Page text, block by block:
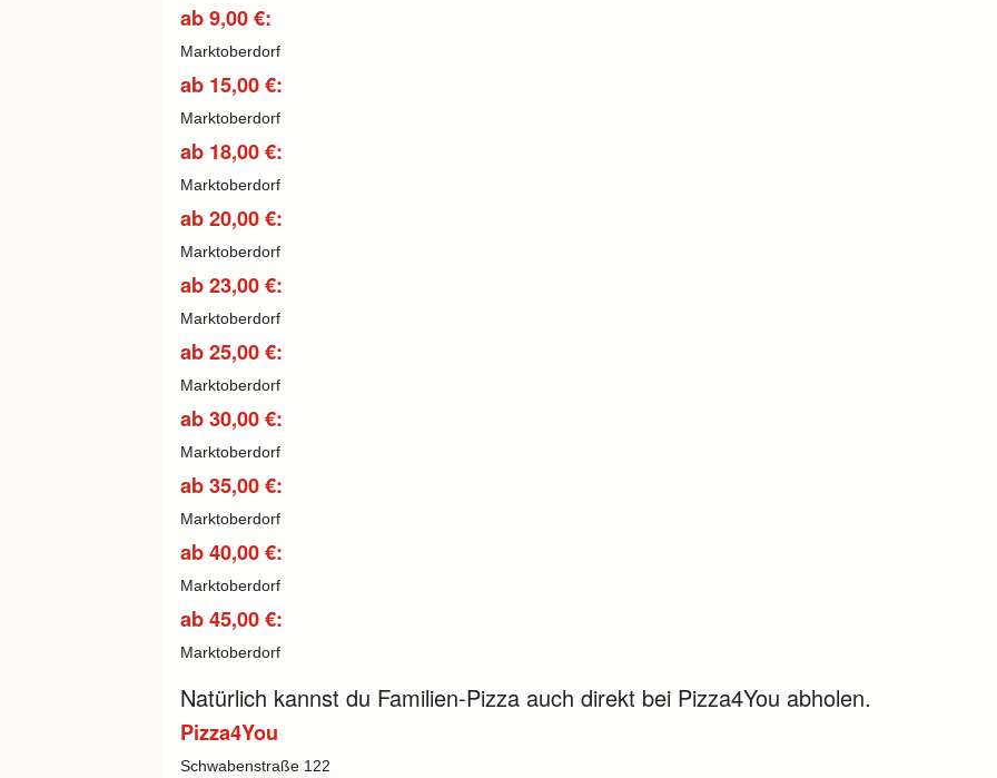
ab 9,00 €:
Marktoberdorf
ab 15,00 €:
Marktoberdorf
ab 18,00 €:
Marktoberdorf
ab 20,00 €:
Marktoberdorf
ab 23,00 €:
Marktoberdorf
ab 25,00 €:
Marktoberdorf
ab 30,00 €:
Marktoberdorf
ab 35,00 €:
Marktoberdorf
ab 40,00 €:
Marktoberdorf
ab 45,00 €:
Marktoberdorf
Natürlich kannst du Familien-Pizza auch direkt bei Pizza4You abholen.
Pizza4You
Schwabenstraße 122